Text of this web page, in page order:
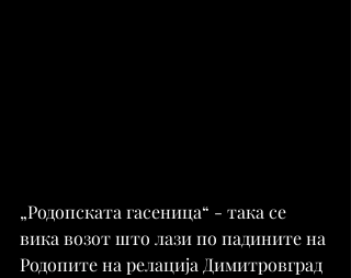
„Родопската гасеница“ - така се
вика возот што лази по падините на
Родопите на релација Димитровград